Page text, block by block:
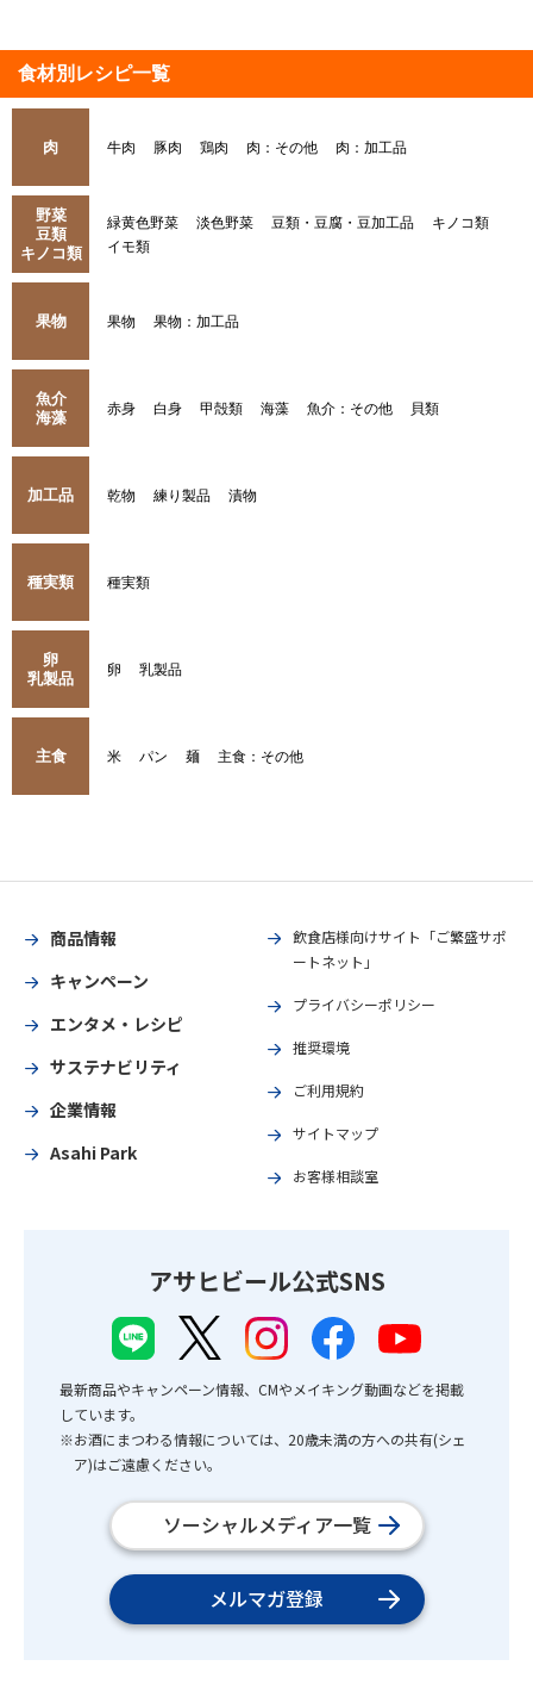
食材別レシピ一覧
肉 牛肉 豚肉 鶏肉 肉：その他 肉：加工品
野菜
豆類
キノコ類
緑黄色野菜 淡色野菜 豆類・豆腐・豆加工品
キノコ類
イモ類
果物 果物 果物：加工品
魚介
海藻
赤身 白身 甲殻類 海藻 魚介：その他 貝類
加工品 乾物 練り製品 漬物
種実類 種実類
卵
乳製品
卵 乳製品
主食 米 パン 麺 主食：その他
商品情報
キャンペーン
エンタメ・レシピ
サステナビリティ
企業情報
Asahi Park
飲食店様向けサイト「ご繁盛サポ
ートネット」
プライバシーポリシー
推奨環境
ご利用規約
サイトマップ
お客様相談室
アサヒビール公式SNS
最新商品やキャンペーン情報、CMやメイキング動画などを掲載
しています。
※お酒にまつわる情報については、20歳未満の方への共有(シェ
ア)はご遠慮ください。
ソーシャルメディア一覧
メルマガ登録